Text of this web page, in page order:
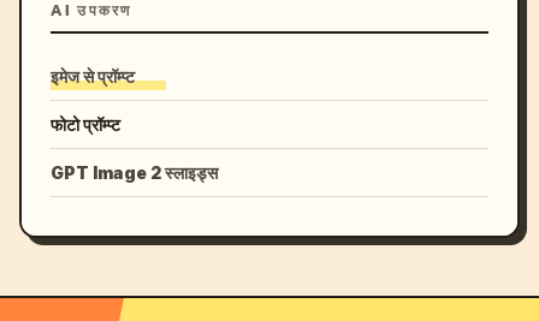
AI उपकरण
इमेज से प्रॉम्प्ट
फोटो प्रॉम्प्ट
GPT Image 2 स्लाइड्स